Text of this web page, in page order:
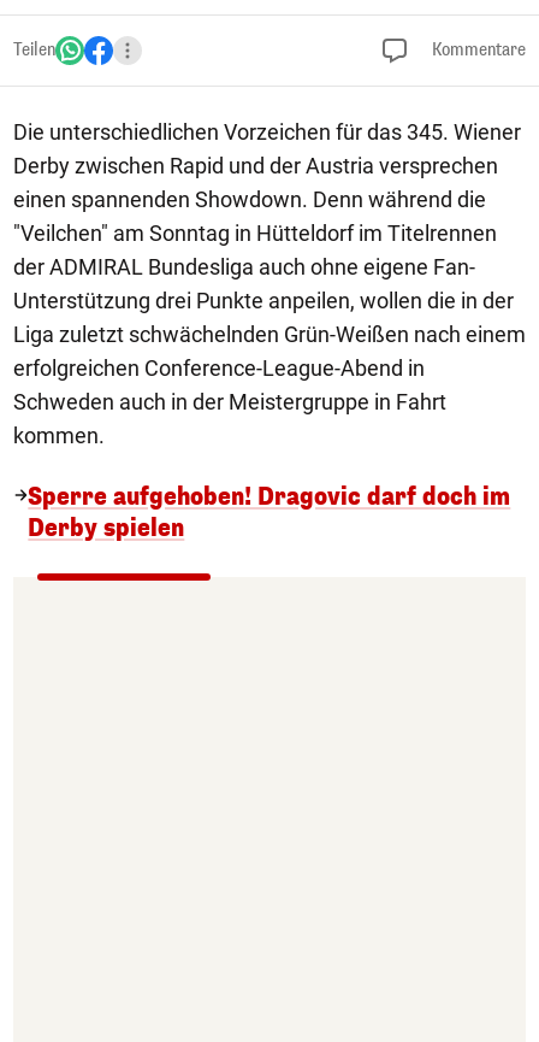
Teilen Kommentare
Die unterschiedlichen Vorzeichen für das 345. Wiener
Derby zwischen Rapid und der Austria versprechen
einen spannenden Showdown. Denn während die
"Veilchen" am Sonntag in Hütteldorf im Titelrennen
der ADMIRAL Bundesliga auch ohne eigene Fan-
Unterstützung drei Punkte anpeilen, wollen die in der
Liga zuletzt schwächelnden Grün-Weißen nach einem
erfolgreichen Conference-League-Abend in
Schweden auch in der Meistergruppe in Fahrt
kommen.
Sperre aufgehoben! Dragovic darf doch im
Derby spielen